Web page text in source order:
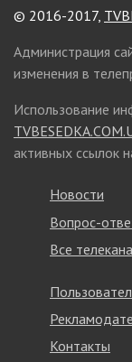
© 2016-2017,
Администрация
изменения в
Использование
активных ссылок
Новости
Вопрос-
Все
Контакты